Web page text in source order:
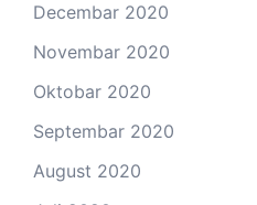
Decembar 2020
Novembar 2020
Oktobar 2020
Septembar 2020
August 2020